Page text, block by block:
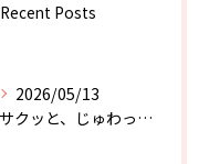
Recent Posts
2026/05/13
サクッと、じゅわっと。瀬戸内が香るカキフライ